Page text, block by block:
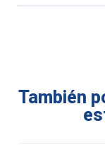
También